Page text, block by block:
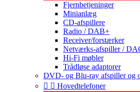
Fjernbetjeninger
Minianlæg
CD-afspillere
Radio / DAB+
Receiver/forstærker
Netværks-afspiller /
Hi-Fi møbler
Trådløse adaptorer
DVD- og Blu-ray afspiller og
  Hovedtelefoner